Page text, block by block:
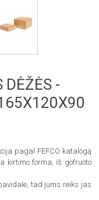
DĖŽĖS -
pagal FEFCO katalogą
kirtimo forma, iš gofruoto
tad jums reiks jas